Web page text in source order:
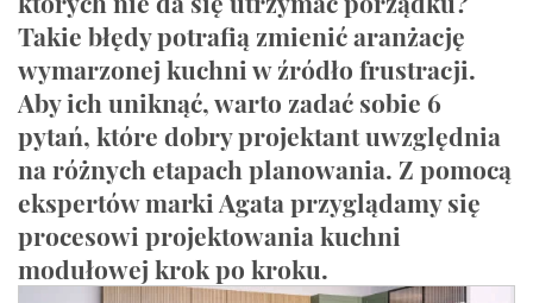
Takie błędy potrafią zmienić aranżację
wymarzonej kuchni w źródło frustracji.
Aby ich uniknąć, warto zadać sobie 6
pytań, które dobry projektant uwzględnia
na różnych etapach planowania. Z pomocą
ekspertów marki Agata przyglądamy się
procesowi projektowania kuchni
modułowej krok po kroku.